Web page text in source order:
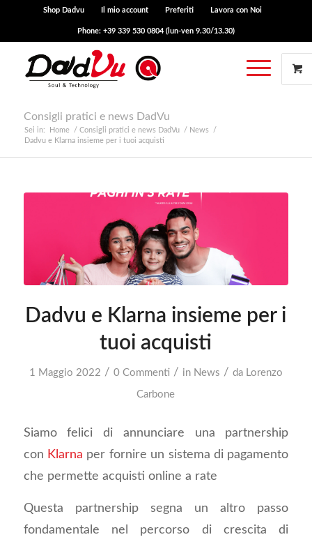
Shop Dadvu Il mio account Preferiti Lavora con Noi
Phone: +39 339 530 0804 (lun-ven 9.30/13.30)
Consigli pratici e news DadVu
Sei in: Home / Consigli pratici e news DadVu / News
/
Dadvu e Klarna insieme per i tuoi acquisti
Dadvu e Klarna insieme per i
tuoi acquisti
1 Maggio 2022 / 0 Commenti / in News / da Lorenzo
Carbone
Siamo felici di annunciare una partnership
con Klarna per fornire un sistema di pagamento
che permette acquisti online a rate
Questa partnership segna un altro passo
fondamentale nel percorso di crescita di